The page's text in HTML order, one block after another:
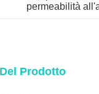
permeabilità
Prodotto